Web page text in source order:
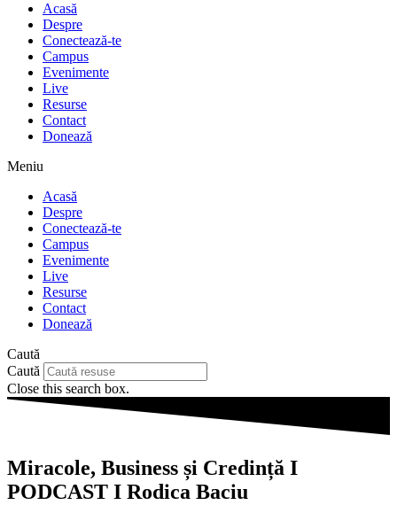
Acasă
Despre
Conectează-te
Campus
Evenimente
Live
Resurse
Contact
Donează
Meniu
Acasă
Despre
Conectează-te
Campus
Evenimente
Live
Resurse
Contact
Donează
Caută
Caută
Close this search box.
Miracole, Business și Credință I
PODCAST I Rodica Baciu